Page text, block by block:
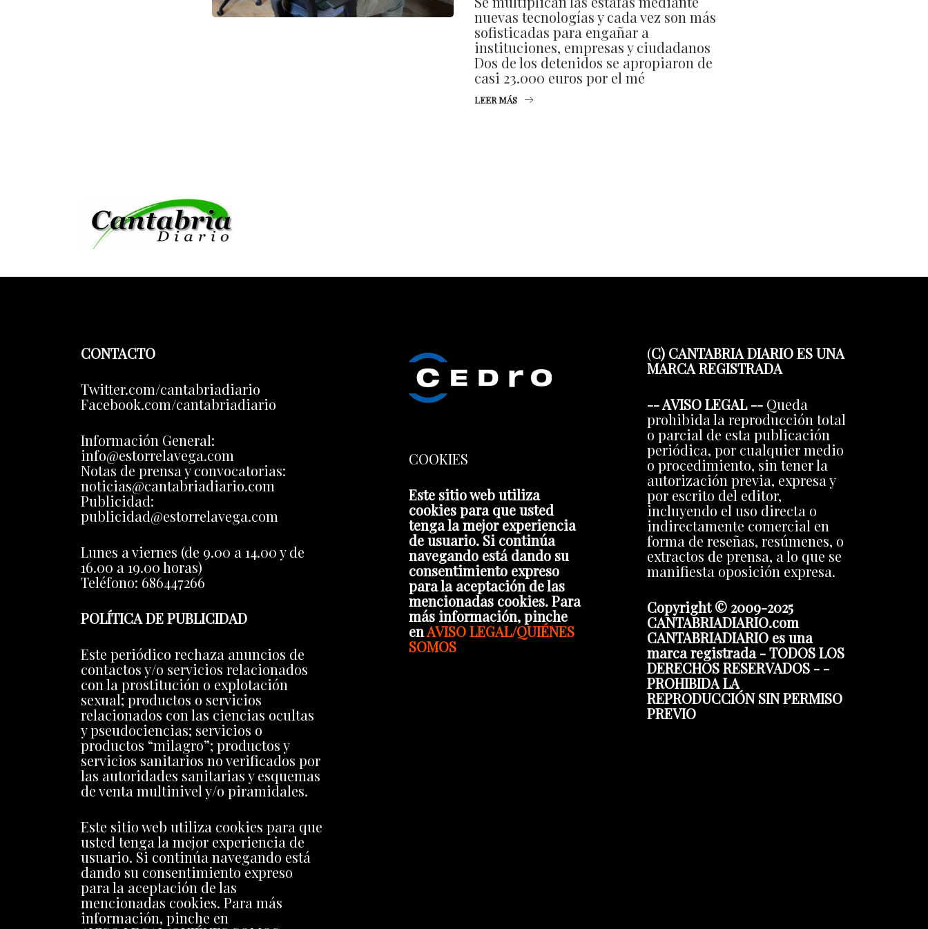
nuevas tecnologías y cada vez son más
sofisticadas para engañar a
instituciones, empresas y ciudadanos
Dos de los detenidos se apropiaron de
casi 23.000 euros por el mé
LEER MÁS
CONTACTO
Twitter.com/cantabriadiario
Facebook.com/cantabriadiario
Información General:
info@estorrelavega.com
Notas de prensa y convocatorias:
noticias@cantabriadiario.com
Publicidad:
publicidad@estorrelavega.com
Lunes a viernes (de 9.00 a 14.00 y de
16.00 a 19.00 horas)
Teléfono: 686447266
POLÍTICA DE PUBLICIDAD
Este periódico rechaza anuncios de
contactos y/o servicios relacionados
con la prostitución o explotación
sexual; productos o servicios
relacionados con las ciencias ocultas
y pseudociencias; servicios o
productos “milagro”; productos y
servicios sanitarios no verificados por
las autoridades sanitarias y esquemas
de venta multinivel y/o piramidales.
Este sitio web utiliza cookies para que
usted tenga la mejor experiencia de
usuario. Si continúa navegando está
dando su consentimiento expreso
para la aceptación de las
mencionadas cookies. Para más
información, pinche en
COOKIES
Este sitio web utiliza
cookies para que usted
tenga la mejor experiencia
de usuario. Si continúa
navegando está dando su
consentimiento expreso
para la aceptación de las
mencionadas cookies. Para
más información, pinche
enAVISO LEGAL/QUIÉNES
SOMOS
(C) CANTABRIA DIARIO ES UNA
MARCA REGISTRADA
-- AVISO LEGAL -- Queda
prohibida la reproducción total
o parcial de esta publicación
periódica, por cualquier medio
o procedimiento, sin tener la
autorización previa, expresa y
por escrito del editor,
incluyendo el uso directa o
indirectamente comercial en
forma de reseñas, resúmenes, o
extractos de prensa, a lo que se
manifiesta oposición expresa.
Copyright © 2009-2025
CANTABRIADIARIO.com
CANTABRIADIARIO es una
marca registrada - TODOS LOS
DERECHOS RESERVADOS - -
PROHIBIDA LA
REPRODUCCIÓN SIN PERMISO
PREVIO